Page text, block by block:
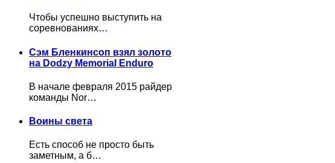
Чтобы успешно выступить на
соревнованиях…
Сэм Бленкинсоп взял золото
на Dodzy Memorial Enduro
В начале февраля 2015 райдер
команды Nor…
Воины света
Есть способ не просто быть
заметным, а б…